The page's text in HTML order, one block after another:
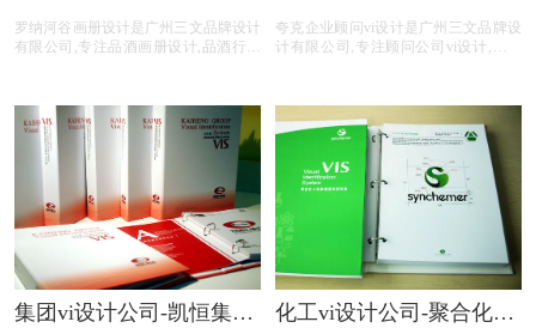
罗纳河谷画册设计是广州三文品牌设计
有限公司,专注品酒画册设计,品酒行业
前期提供画册整体策划,照片拍摄,文案
撰写,画册印刷等品酒画册设计服务。
夸克企业顾问vi设计是广州三文品牌设
计有限公司,专注顾问公司vi设计,顾问
提供专业vi设计,集团vi设计,品牌vi设计,
品牌vis设计,精美vis设计等顾问公司vi
设计服务。
集团vi设计公司-凯恒集团
化工vi设计公司-聚合化工